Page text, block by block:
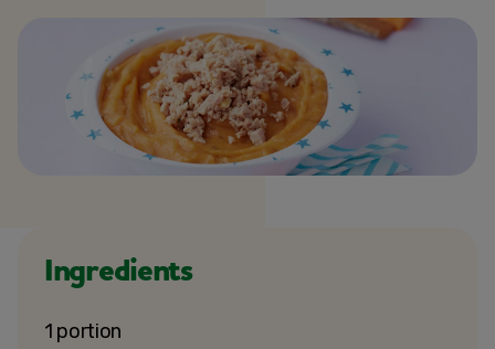
Ingredients
1 portion